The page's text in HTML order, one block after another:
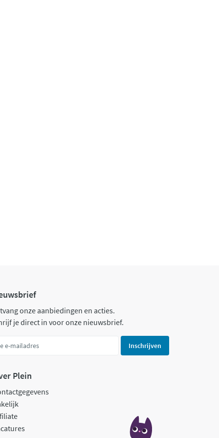
onze aanbiedingen en acties.
je direct in voor onze nieuwsbrief.
Inschrijven
Plein